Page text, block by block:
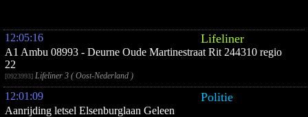
12:05:16 Lifeliner
A1 Ambu 08993 - Deurne Oude Martinestraat Rit 244310 regio
22
[0923993] Lifeliner 3 ( Oost-Nederland )
12:01:09 Politie
Aanrijding letsel Elsenburglaan Geleen